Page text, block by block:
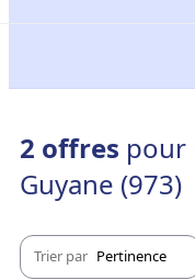
2 offres pour
Guyane (973)
Trier par Pertinence